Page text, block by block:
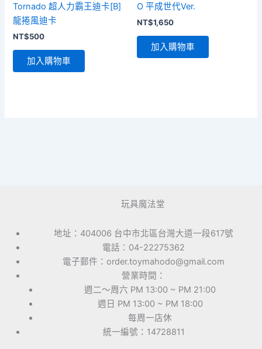
Tornado 超人力霸王迪卡[B]
龍捲風迪卡
NT$500
加入購物車
O 平成世代Ver.
NT$1,650
加入購物車
玩具魔法堂
地址：404006 台中市北區台灣大道一段617號
電話：04-22275362
電子郵件：order.toymahodo@gmail.com
營業時間：
週二～周六 PM 13:00 ~ PM 21:00
週日 PM 13:00 ~ PM 18:00
每周一店休
統一編號：14728811